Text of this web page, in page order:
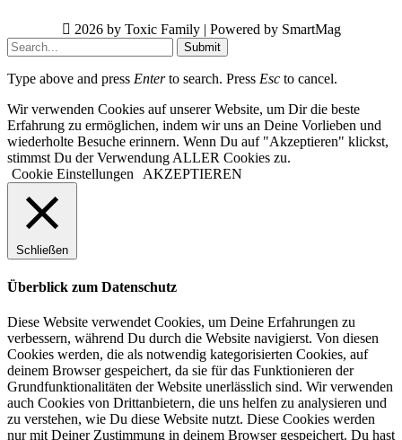
2026 by Toxic Family | Powered by SmartMag
Submit
Type above and press Enterto search. Press Esc to cancel.
Wir verwenden Cookies auf unserer Website, um Dir die beste
Erfahrung zu ermöglichen, indem wir uns an Deine Vorlieben und
wiederholte Besuche erinnern. Wenn Du auf "Akzeptieren" klickst,
stimmst Du der Verwendung ALLER Cookies zu.
Cookie Einstellungen
AKZEPTIEREN
Schließen
Überblick zum Datenschutz
Diese Website verwendet Cookies, um Deine Erfahrungen zu
verbessern, während Du durch die Website navigierst. Von diesen
Cookies werden, die als notwendig kategorisierten Cookies, auf
deinem Browser gespeichert, da sie für das Funktionieren der
Grundfunktionalitäten der Website unerlässlich sind. Wir verwenden
auch Cookies von Drittanbietern, die uns helfen zu analysieren und
zu verstehen, wie Du diese Website nutzt. Diese Cookies werden
nur mit Deiner Zustimmung in deinem Browser gespeichert. Du hast